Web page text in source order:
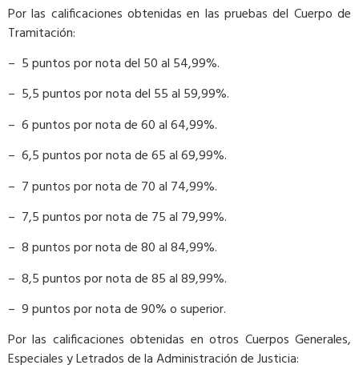
Por las calificaciones obtenidas en las pruebas del Cuerpo de
Tramitación:
– 5 puntos por nota del 50 al 54,99%.
– 5,5 puntos por nota del 55 al 59,99%.
– 6 puntos por nota de 60 al 64,99%.
– 6,5 puntos por nota de 65 al 69,99%.
– 7 puntos por nota de 70 al 74,99%.
– 7,5 puntos por nota de 75 al 79,99%.
– 8 puntos por nota de 80 al 84,99%.
– 8,5 puntos por nota de 85 al 89,99%.
– 9 puntos por nota de 90% o superior.
Por las calificaciones obtenidas en otros Cuerpos Generales,
Especiales y Letrados de la Administración de Justicia: